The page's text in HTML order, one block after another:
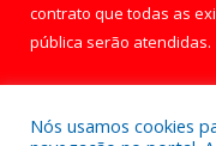
contrato que todas as
pública serão atendidas.
Nós usamos cookies